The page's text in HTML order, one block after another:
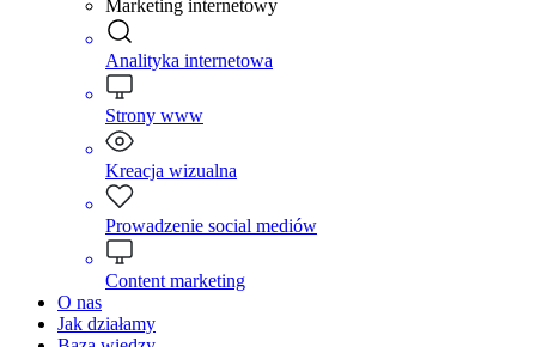
Marketing internetowy
Analityka internetowa
Strony www
Kreacja wizualna
Prowadzenie social mediów
Content marketing
O nas
Jak działamy